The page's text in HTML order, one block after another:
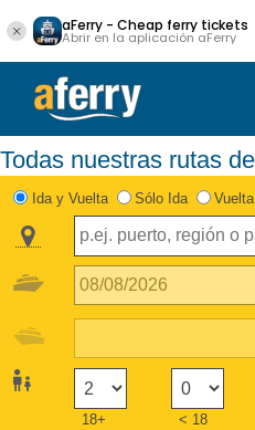
aFerry - Cheap ferry tickets
Abrir en la aplicación aFerry
Todas nuestras rutas
Ida y Vuelta Sólo Ida
18+ < 18